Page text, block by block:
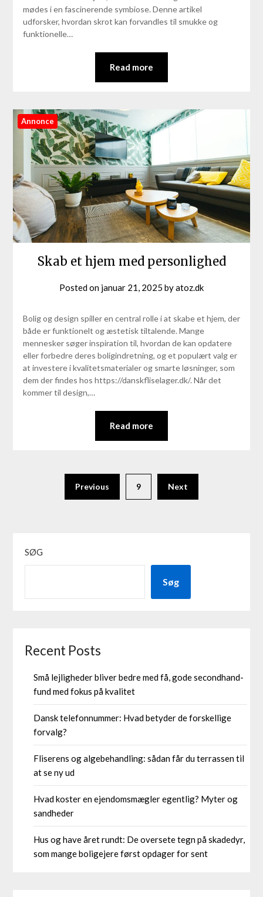
mødes i en fascinerende symbiose. Denne artikel
udforsker, hvordan skrot kan forvandles til smukke og
funktionelle…
Read more
Annonce
Skab et hjem med personlighed
Posted on januar 21, 2025 byatoz.dk
Bolig og design spiller en central rolle i at skabe et hjem, der
både er funktionelt og æstetisk tiltalende. Mange
mennesker søger inspiration til, hvordan de kan opdatere
eller forbedre deres boligindretning, og et populært valg er
at investere i kvalitetsmaterialer og smarte løsninger, som
dem der findes hos https://danskfliselager.dk/. Når det
kommer til design,…
Read more
Previous 9 Next
SØG
Søg
Recent Posts
Små lejligheder bliver bedre med få, gode secondhand-
fund med fokus på kvalitet
Dansk telefonnummer: Hvad betyder de forskellige
forvalg?
Fliserens og algebehandling: sådan får du terrassen til
at se ny ud
Hvad koster en ejendomsmægler egentlig? Myter og
sandheder
Hus og have året rundt: De oversete tegn på skadedyr,
som mange boligejere først opdager for sent